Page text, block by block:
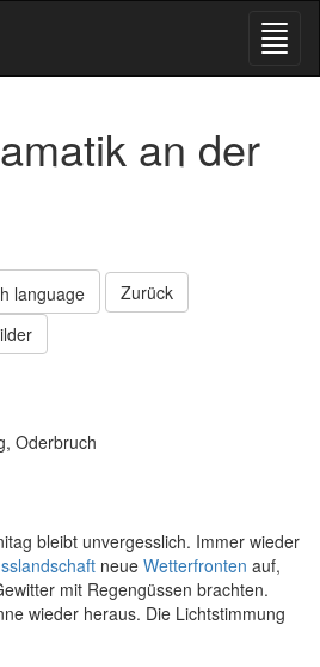
an der
Zurück
Oderbruch
bleibt unvergesslich. Immer wieder
neue Wetterfronten auf,
mit Regengüssen brachten.
wieder heraus. Die Lichtstimmung